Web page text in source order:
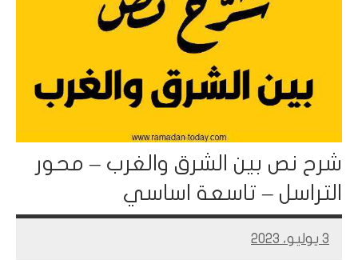
شرح نص بين الشرق والغرب – محور
التراسل – تاسعة اساسي
3 يوليو، 2023
Mohamed